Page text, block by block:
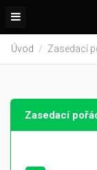
Úvod Zasedací
Zasedací